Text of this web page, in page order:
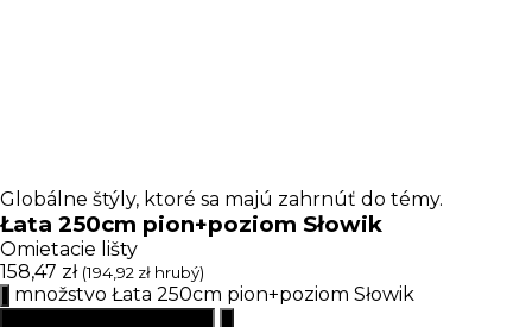
Globálne štýly, ktoré sa majú zahrnúť do témy.
Łata 250cm pion+poziom Słowik
Omietacie lišty
158,47 zł (194,92 zł hrubý)
množstvo Łata 250cm pion+poziom Słowik